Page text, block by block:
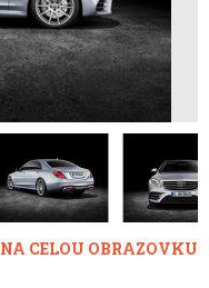
NA CELOU OBRAZOVKU